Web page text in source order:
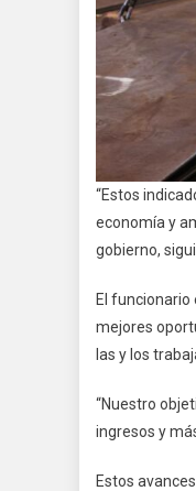
“Estos
economía y
gobierno,
El
mejores
las y los
“Nuestro
ingresos y
Estos